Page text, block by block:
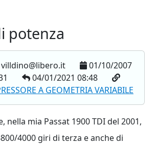
potenza
villdino@libero.it
01/10/2007
04/01/2021 08:48
A GEOMETRIA VARIABILE
nella mia Passat 1900 TDI del 2001,
4000 giri di terza e anche di